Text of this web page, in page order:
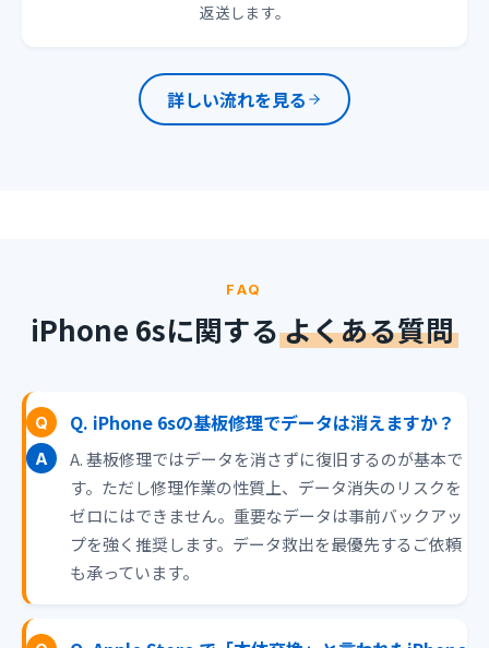
返送します。
詳しい流れを見る
FAQ
iPhone 6sに関するよくある質問
Q. iPhone 6sの基板修理でデータは消えますか？
A. 基板修理ではデータを消さずに復旧するのが基本で
す。ただし修理作業の性質上、データ消失のリスクを
ゼロにはできません。重要なデータは事前バックアッ
プを強く推奨します。データ救出を最優先するご依頼
も承っています。